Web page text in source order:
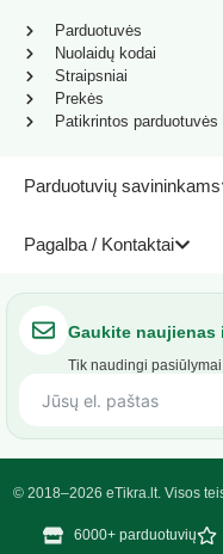
Parduotuvių savininkams
Pagalba / Kontaktai
Parduotuvės
Nuolaidų kodai
Straipsniai
Prekės
Patikrintos parduotuvės
Gaukite naujienas
Tik naudingi
© 2018–2026 eTikra.lt. Visos
6000+ parduotuvių